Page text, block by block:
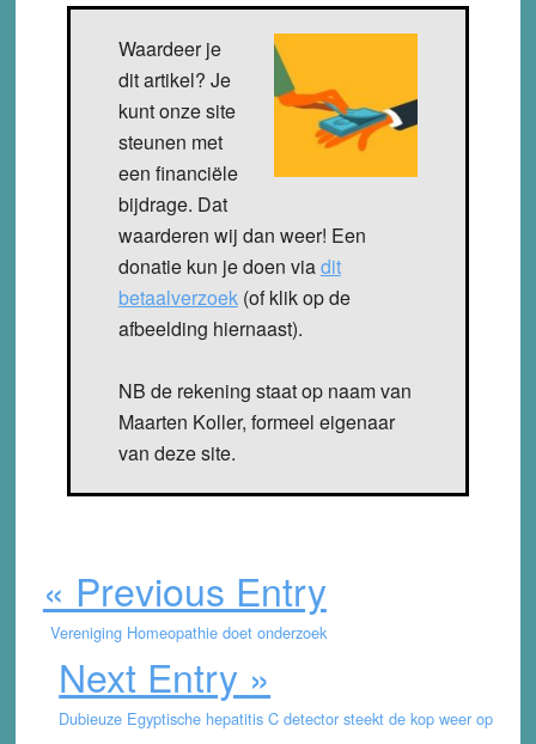
Waardeer je
dit artikel? Je
kunt onze site
steunen met
een financiële
bijdrage. Dat
waarderen wij dan weer! Een
donatie kun je doen viadit
betaalverzoek(of klik op de
afbeelding hiernaast).
NB de rekening staat op naam van
Maarten Koller, formeel eigenaar
van deze site.
« Previous Entry
Vereniging Homeopathie doet onderzoek
Next Entry »
Dubieuze Egyptische hepatitis C detector steekt de kop weer op